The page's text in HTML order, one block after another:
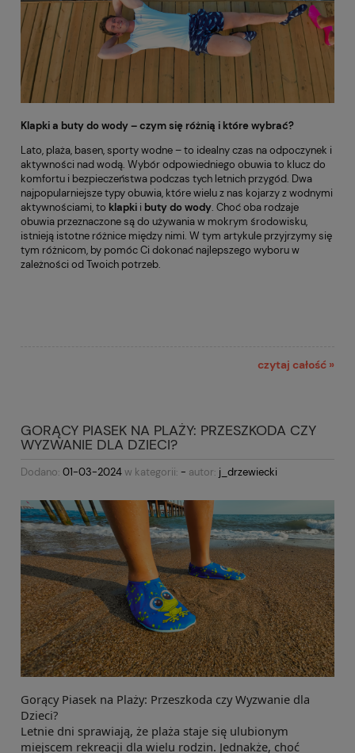
Klapki a buty do wody – czym się różnią i które wybrać?
Lato, plaża, basen, sporty wodne – to idealny czas na odpoczynek i
aktywności nad wodą. Wybór odpowiedniego obuwia to klucz do
komfortu i bezpieczeństwa podczas tych letnich przygód. Dwa
najpopularniejsze typy obuwia, które wielu z nas kojarzy z wodnymi
aktywnościami, to klapki i buty do wody. Choć oba rodzaje
obuwia przeznaczone są do używania w mokrym środowisku,
istnieją istotne różnice między nimi. W tym artykule przyjrzymy się
tym różnicom, by pomóc Ci dokonać najlepszego wyboru w
zależności od Twoich potrzeb.
czytaj całość »
GORĄCY PIASEK NA PLAŻY: PRZESZKODA CZY
WYZWANIE DLA DZIECI?
Dodano: 01-03-2024w kategorii: - autor: j_drzewiecki
Gorący Piasek na Plaży: Przeszkoda czy Wyzwanie dla
Dzieci?
Letnie dni sprawiają, że plaża staje się ulubionym
miejscem rekreacji dla wielu rodzin. Jednakże, choć